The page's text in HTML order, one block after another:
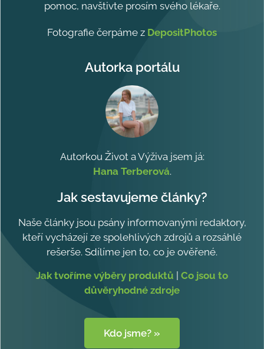
pomoc, navštivte prosím svého lékaře.
Fotografie čerpáme z DepositPhotos
Autorka portálu
Autorkou Život a Výživa jsem já:
Hana Terberová.
Jak sestavujeme články?
Naše články jsou psány informovanými redaktory,
kteří vycházejí ze spolehlivých zdrojů a rozsáhlé
rešerše. Sdílíme jen to, co je ověřené.
Jak tvoříme výběry produktů | Co jsou to
důvěryhodné zdroje
Kdo jsme? »